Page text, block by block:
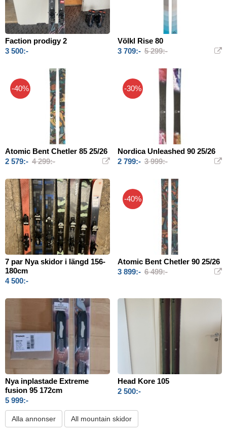
Faction prodigy 2
3 500:-
Völkl Rise 80
3 709:- 5 299:-
-40%
Atomic Bent Chetler 85 25/26
2 579:- 4 299:-
-30%
Nordica Unleashed 90 25/26
2 799:- 3 999:-
7 par Nya skidor i längd 156-
180cm
4 500:-
-40%
Atomic Bent Chetler 90 25/26
3 899:- 6 499:-
Nya inplastade Extreme
fusion 95 172cm
5 999:-
Head Kore 105
2 500:-
Alla annonser All mountain skidor